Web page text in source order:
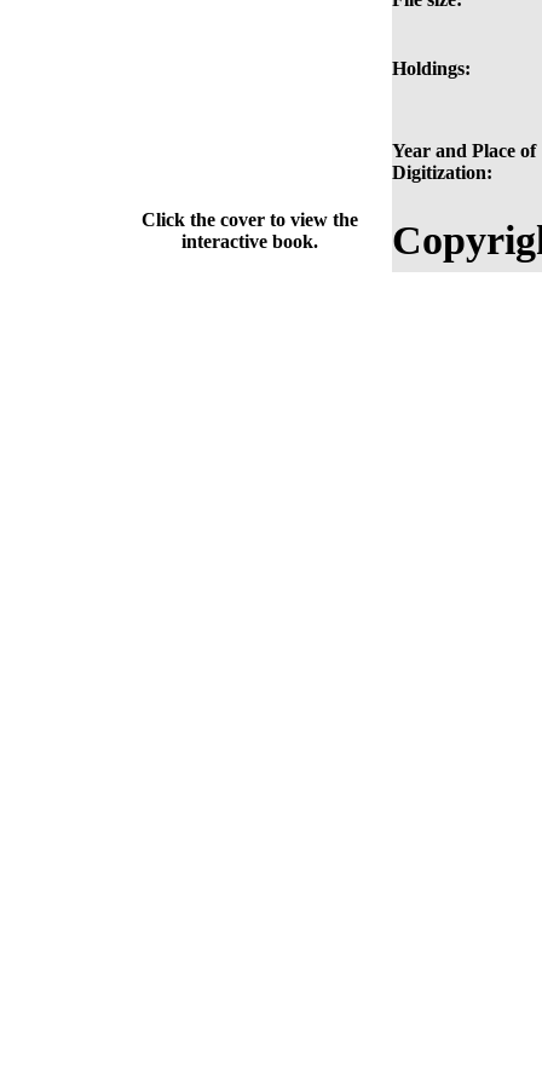
Holdings:
Year and Place of
Digitization:
Click the cover to view the
interactive book.